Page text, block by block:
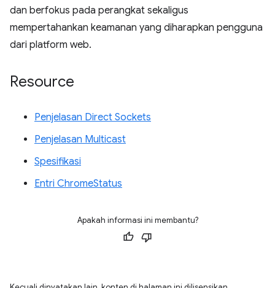
dan berfokus pada perangkat sekaligus
mempertahankan keamanan yang diharapkan pengguna
dari platform web.
Resource
Penjelasan Direct Sockets
Penjelasan Multicast
Spesifikasi
Entri ChromeStatus
Apakah informasi ini membantu?